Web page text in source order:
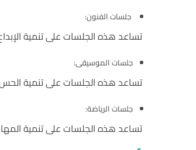
جلسات الفنون:
تساعد هذه الجلسات على تنمية
جلسات الموسيقى:
تساعد هذه الجلسات على تنمية
جلسات الرياضة:
تساعد هذه الجلسات على تنمية